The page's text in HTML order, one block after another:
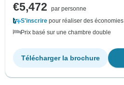
€5,472
par personne
S'inscrire pour réaliser des économies
Prix basé sur une chambre double
Télécharger la brochure